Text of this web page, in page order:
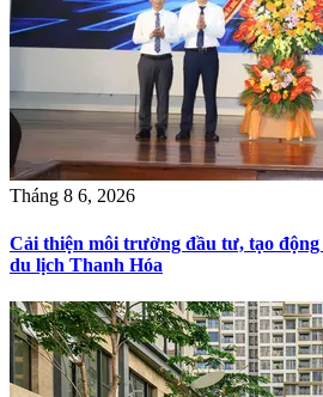
Tháng 8 6, 2026
Cải thiện môi trường đầu tư, tạo
du lịch Thanh Hóa